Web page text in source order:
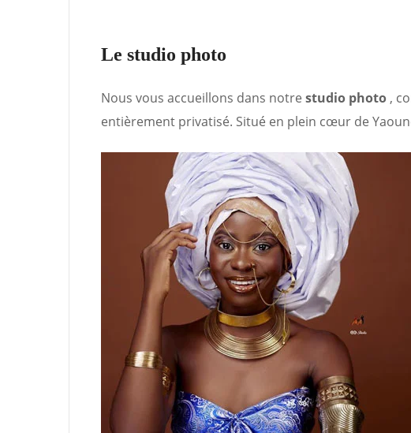
Le studio photo
Nous vous accueillons dans notre studio photo ,
entièrement privatisé. Situé en plein cœur de